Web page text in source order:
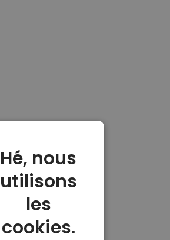
Hé, nous
utilisons
les
cookies.